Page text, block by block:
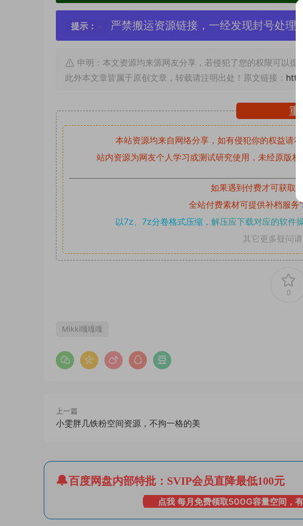
提示： 严禁搬运资源链接，一经发现封号处理
申明：本文资源均来源网友分享，若侵犯了您的权限可以提
此外本文章皆属于原创文章，转载请注明出处！原文链接：
重
本站资源均来自网络分享，如有侵犯你的权益请
站内资源为网友个人学习或测试研究使用，未经原版
如果遇到付费才可获取
全站付费素材可提供补档服务“
以7z、7z分卷格式压缩， 解压应下载对应的软件
其它更多疑问
0
Mikki嘎嘎嘎
上一篇
小雯胖几铁粉空间资源，不拘一格的美
百度网盘内部特批：SVIP会员直降最低100元
点我 每月免费领取500G容量空间，